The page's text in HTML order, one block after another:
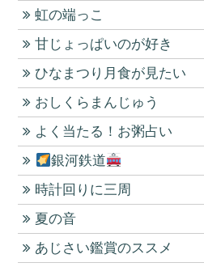
虹の端っこ
甘じょっぱいのが好き
ひなまつり月食が見たい
おしくらまんじゅう
よく当たる！お粥占い
銀河鉄道
時計回りに三周
夏の音
あじさい鑑賞のススメ